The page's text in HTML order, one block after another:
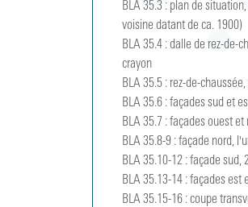
BLA 35.3 : plan de
voisine datant de ca. 1900)
BLA 35.4 : dalle de rez-de-
crayon
BLA 35.5 : rez-de-
BLA 35.6 : façades sud et
BLA 35.7 : façades ouest
BLA 35.8-9 : façade nord,
BLA 35.10-12 : façade
BLA 35.13-14 : façades
BLA 35.15-16 : coupe